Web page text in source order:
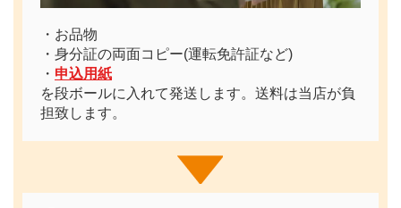
・お品物
・身分証の両面コピー(運転免許証など)
・ 申込用紙
を段ボールに入れて発送します。送料は当店が負
担致します。